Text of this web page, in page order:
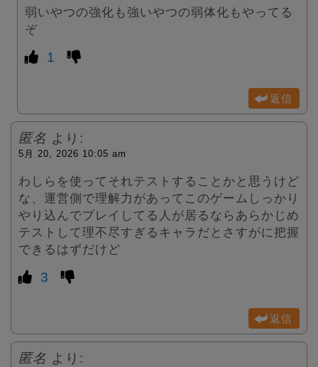
弱いやつの強化も強いやつの弱体化もやってる
ぞ
1
返信
匿名 より:
5月 20, 2026 10:05 am
わしらを使ってそれテストすることかと思うけど
な、運営側で理解力があってこのゲームしっかり
やり込んでプレイしてる人が居るならあらかじめ
テストして理不尽すぎるキャラだとさすがに把握
できるはずだけど
3
返信
匿名 より: